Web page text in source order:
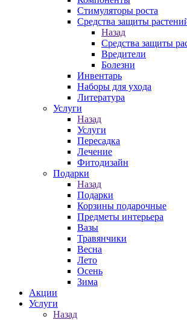
Стимуляторы роста
Средства защиты
Назад
Средства защиты
Вредители
Болезни
Инвентарь
Наборы для ухода
Литература
Услуги
Назад
Услуги
Пересадка
Лечение
Фитодизайн
Подарки
Назад
Подарки
Корзины подарочные
Предметы интерьера
Вазы
Травянчики
Весна
Лето
Осень
Зима
Акции
Услуги
Назад